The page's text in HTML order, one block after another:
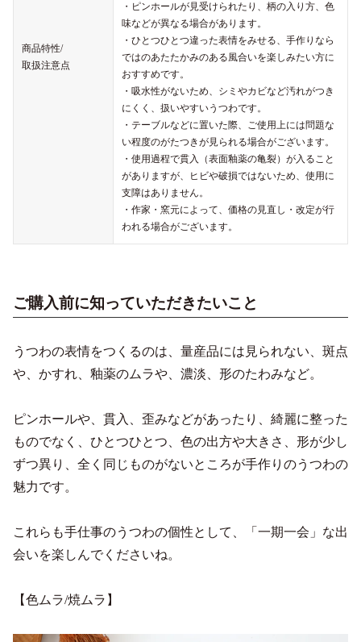
商品特性/
取扱注意点
・ピンホールが見受けられたり、柄の入り方、色
味などが異なる場合があります。
・ひとつひとつ違った表情をみせる、手作りなら
ではのあたたかみのある風合いを楽しみたい方に
おすすめです。
・吸水性がないため、シミやカビなど汚れがつき
にくく、扱いやすいうつわです。
・テーブルなどに置いた際、ご使用上には問題な
い程度のがたつきが見られる場合がございます。
・使用過程で貫入（表面釉薬の亀裂）が入ること
がありますが、ヒビや破損ではないため、使用に
支障はありません。
・作家・窯元によって、価格の見直し・改定が行
われる場合がございます。
ご購入前に知っていただきたいこと
うつわの表情をつくるのは、量産品には見られない、斑点
や、かすれ、釉薬のムラや、濃淡、形のたわみなど。
ピンホールや、貫入、歪みなどがあったり、綺麗に整った
ものでなく、ひとつひとつ、色の出方や大きさ、形が少し
ずつ異り、全く同じものがないところが手作りのうつわの
魅力です。
これらも手仕事のうつわの個性として、「一期一会」な出
会いを楽しんでくださいね。
【色ムラ/焼ムラ】